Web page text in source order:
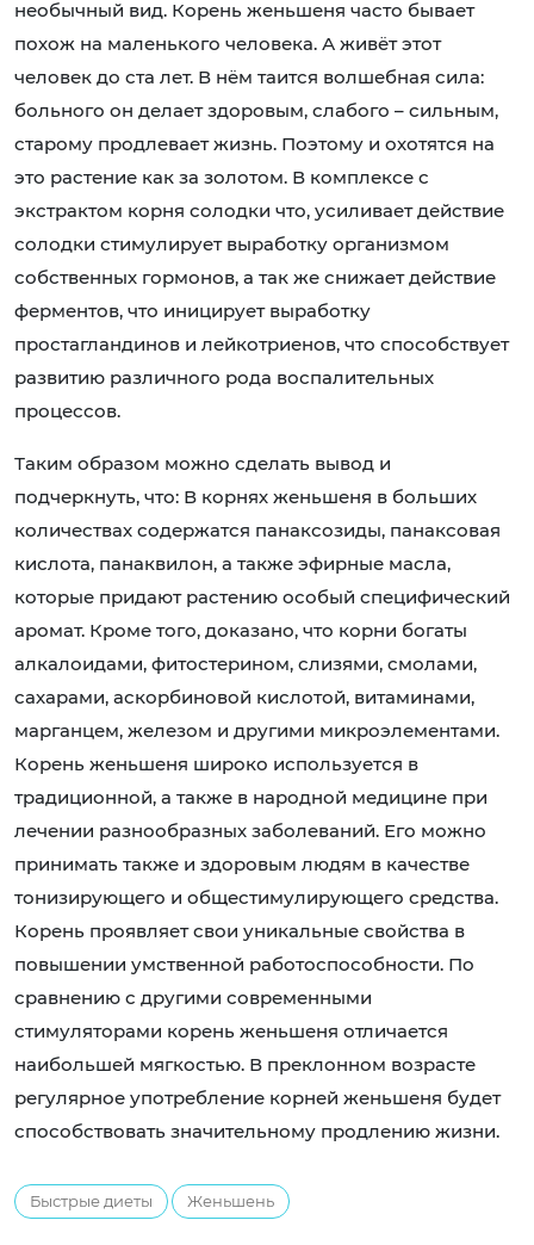
необычный вид. Корень женьшеня часто бывает
похож на маленького человека. А живёт этот
человек до ста лет. В нём таится волшебная сила:
больного он делает здоровым, слабого – сильным,
старому продлевает жизнь. Поэтому и охотятся на
это растение как за золотом. В комплексе с
экстрактом корня солодки что, усиливает действие
солодки стимулирует выработку организмом
собственных гормонов, а так же снижает действие
ферментов, что иницирует выработку
простагландинов и лейкотриенов, что способствует
развитию различного рода воспалительных
процессов.
Таким образом можно сделать вывод и
подчеркнуть, что: В корнях женьшеня в больших
количествах содержатся панаксозиды, панаксовая
кислота, панаквилон, а также эфирные масла,
которые придают растению особый специфический
аромат. Кроме того, доказано, что корни богаты
алкалоидами, фитостерином, слизями, смолами,
сахарами, аскорбиновой кислотой, витаминами,
марганцем, железом и другими микроэлементами.
Корень женьшеня широко используется в
традиционной, а также в народной медицине при
лечении разнообразных заболеваний. Его можно
принимать также и здоровым людям в качестве
тонизирующего и общестимулирующего средства.
Корень проявляет свои уникальные свойства в
повышении умственной работоспособности. По
сравнению с другими современными
стимуляторами корень женьшеня отличается
наибольшей мягкостью. В преклонном возрасте
регулярное употребление корней женьшеня будет
способствовать значительному продлению жизни.
Быстрые диеты Женьшень